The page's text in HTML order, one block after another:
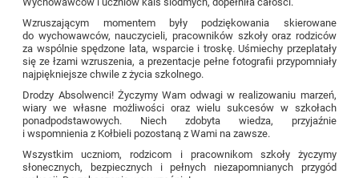
Wzruszającym momentem były podziękowania skierowane
do wychowawców, nauczycieli, pracowników szkoły oraz rodziców
za wspólnie spędzone lata, wsparcie i troskę. Uśmiechy przeplatały
się ze łzami wzruszenia, a prezentacje pełne fotografii przypomniały
najpiękniejsze chwile z życia szkolnego.
Drodzy Absolwenci! Życzymy Wam odwagi w realizowaniu marzeń,
wiary we własne możliwości oraz wielu sukcesów w szkołach
ponadpodstawowych. Niech zdobyta wiedza, przyjaźnie
i wspomnienia z Kołbieli pozostaną z Wami na zawsze.
Wszystkim uczniom, rodzicom i pracownikom szkoły życzymy
słonecznych, bezpiecznych i pełnych niezapomnianych przygód